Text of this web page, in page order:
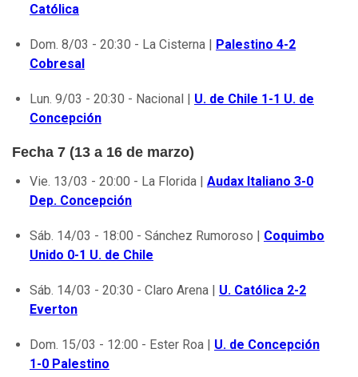
Católica
Dom. 8/03 - 20:30 - La Cisterna | Palestino 4-2
Cobresal
Lun. 9/03 - 20:30 - Nacional | U. de Chile 1-1 U. de
Concepción
Fecha 7 (13 a 16 de marzo)
Vie. 13/03 - 20:00 - La Florida | Audax Italiano 3-0
Dep. Concepción
Sáb. 14/03 - 18:00 - Sánchez Rumoroso | Coquimbo
Unido 0-1 U. de Chile
Sáb. 14/03 - 20:30 - Claro Arena | U. Católica 2-2
Everton
Dom. 15/03 - 12:00 - Ester Roa | U. de Concepción
1-0 Palestino